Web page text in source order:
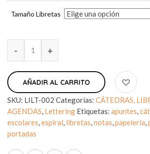
Tamaño Libretas
AÑADIR AL CARRITO
SKU: LILT-002 Categorías: CÁTEDRAS,
AGENDAS, Lettering Etiquetas: apuntes,
escolares,espiral, libretas,notas,papelería,
portadas